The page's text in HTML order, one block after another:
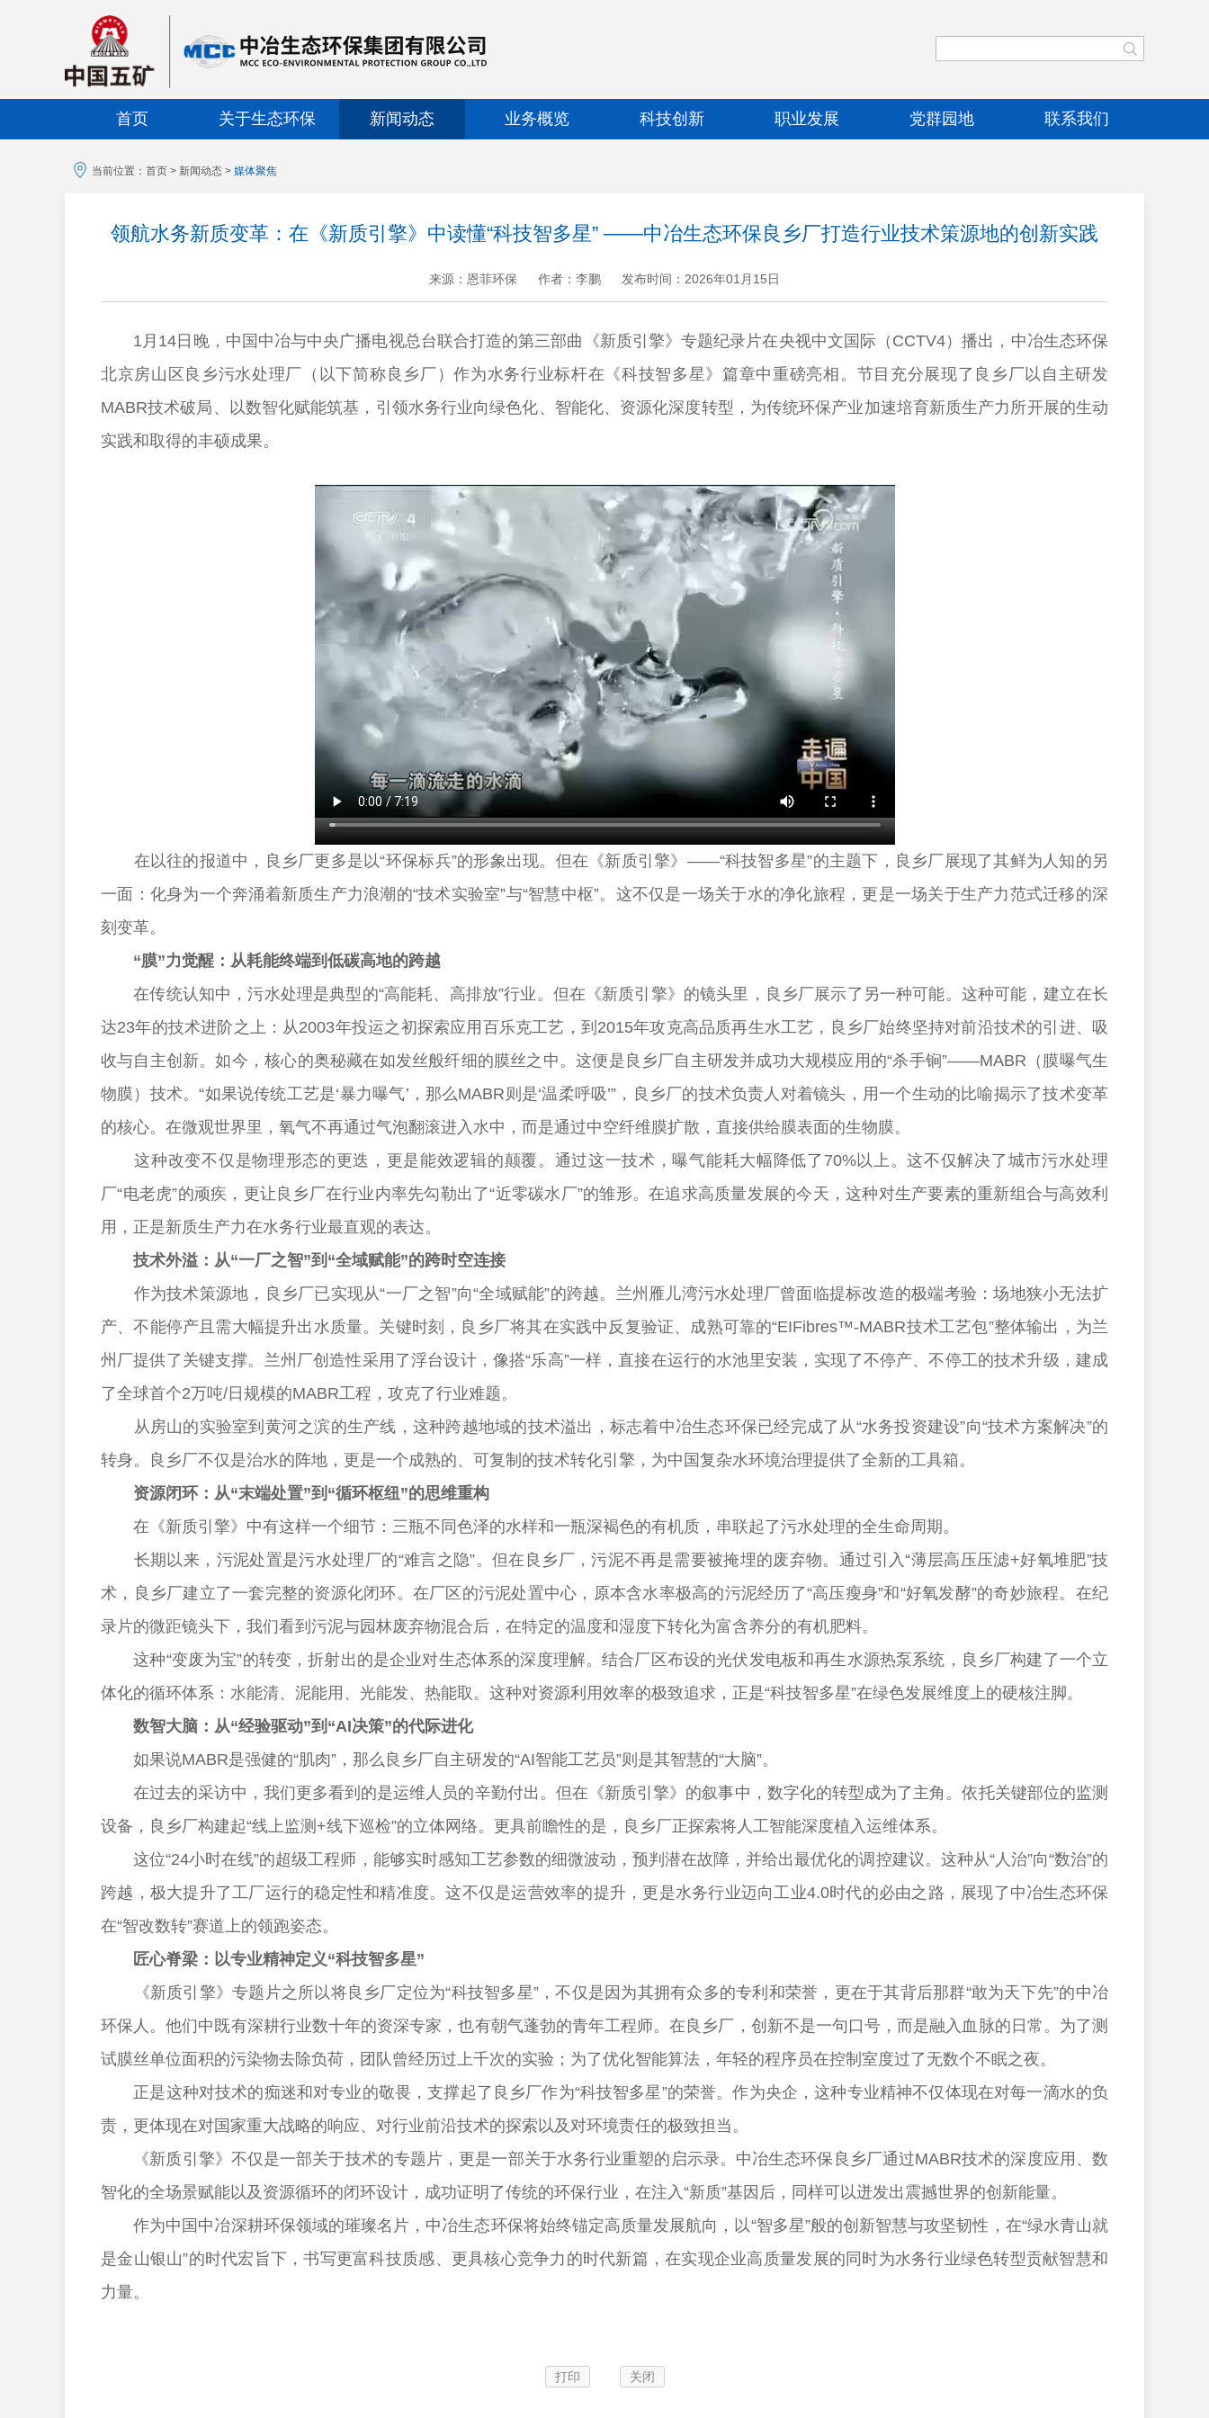
首页 关于生态环保 新闻动态 业务概览 科技创新 职业发展 党群园地 联系我们
当前位置： 首页 > 新闻动态 > 媒体聚焦
领航水务新质变革：在《新质引擎》中读懂“科技智多星” ——中冶生态环保良乡厂打造行业技术策源地的创新实践
来源：恩菲环保 作者：李鹏 发布时间：2026年01月15日
+ -
1月14日晚，中国中冶与中央广播电视总台联合打造的第三部曲《新质引擎》专题纪录片在央视中文国际（CCTV4）播出，中冶生态环保
北京房山区良乡污水处理厂（以下简称良乡厂）作为水务行业标杆在《科技智多星》篇章中重磅亮相。节目充分展现了良乡厂以自主研发
MABR技术破局、以数智化赋能筑基，引领水务行业向绿色化、智能化、资源化深度转型，为传统环保产业加速培育新质生产力所开展的生动
实践和取得的丰硕成果。
在以往的报道中，良乡厂更多是以“环保标兵”的形象出现。但在《新质引擎》——“科技智多星”的主题下，良乡厂展现了其鲜为人知的另
一面：化身为一个奔涌着新质生产力浪潮的“技术实验室”与“智慧中枢”。这不仅是一场关于水的净化旅程，更是一场关于生产力范式迁移的深
刻变革。
“膜”力觉醒：从耗能终端到低碳高地的跨越
在传统认知中，污水处理是典型的“高能耗、高排放”行业。但在《新质引擎》的镜头里，良乡厂展示了另一种可能。这种可能，建立在长
达23年的技术进阶之上：从2003年投运之初探索应用百乐克工艺，到2015年攻克高品质再生水工艺，良乡厂始终坚持对前沿技术的引进、吸
收与自主创新。如今，核心的奥秘藏在如发丝般纤细的膜丝之中。这便是良乡厂自主研发并成功大规模应用的“杀手锏”——MABR（膜曝气生
物膜）技术。“如果说传统工艺是‘暴力曝气’，那么MABR则是‘温柔呼吸’”，良乡厂的技术负责人对着镜头，用一个生动的比喻揭示了技术变革
的核心。在微观世界里，氧气不再通过气泡翻滚进入水中，而是通过中空纤维膜扩散，直接供给膜表面的生物膜。
这种改变不仅是物理形态的更迭，更是能效逻辑的颠覆。通过这一技术，曝气能耗大幅降低了70%以上。这不仅解决了城市污水处理
厂“电老虎”的顽疾，更让良乡厂在行业内率先勾勒出了“近零碳水厂”的雏形。在追求高质量发展的今天，这种对生产要素的重新组合与高效利
用，正是新质生产力在水务行业最直观的表达。
技术外溢：从“一厂之智”到“全域赋能”的跨时空连接
作为技术策源地，良乡厂已实现从“一厂之智”向“全域赋能”的跨越。兰州雁儿湾污水处理厂曾面临提标改造的极端考验：场地狭小无法扩
产、不能停产且需大幅提升出水质量。关键时刻，良乡厂将其在实践中反复验证、成熟可靠的“EIFibres™-MABR技术工艺包”整体输出，为兰
州厂提供了关键支撑。兰州厂创造性采用了浮台设计，像搭“乐高”一样，直接在运行的水池里安装，实现了不停产、不停工的技术升级，建成
了全球首个2万吨/日规模的MABR工程，攻克了行业难题。
从房山的实验室到黄河之滨的生产线，这种跨越地域的技术溢出，标志着中冶生态环保已经完成了从“水务投资建设”向“技术方案解决”的
转身。良乡厂不仅是治水的阵地，更是一个成熟的、可复制的技术转化引擎，为中国复杂水环境治理提供了全新的工具箱。
资源闭环：从“末端处置”到“循环枢纽”的思维重构
在《新质引擎》中有这样一个细节：三瓶不同色泽的水样和一瓶深褐色的有机质，串联起了污水处理的全生命周期。
长期以来，污泥处置是污水处理厂的“难言之隐”。但在良乡厂，污泥不再是需要被掩埋的废弃物。通过引入“薄层高压压滤+好氧堆肥”技
术，良乡厂建立了一套完整的资源化闭环。在厂区的污泥处置中心，原本含水率极高的污泥经历了“高压瘦身”和“好氧发酵”的奇妙旅程。在纪
录片的微距镜头下，我们看到污泥与园林废弃物混合后，在特定的温度和湿度下转化为富含养分的有机肥料。
这种“变废为宝”的转变，折射出的是企业对生态体系的深度理解。结合厂区布设的光伏发电板和再生水源热泵系统，良乡厂构建了一个立
体化的循环体系：水能清、泥能用、光能发、热能取。这种对资源利用效率的极致追求，正是“科技智多星”在绿色发展维度上的硬核注脚。
数智大脑：从“经验驱动”到“AI决策”的代际进化
如果说MABR是强健的“肌肉”，那么良乡厂自主研发的“AI智能工艺员”则是其智慧的“大脑”。
在过去的采访中，我们更多看到的是运维人员的辛勤付出。但在《新质引擎》的叙事中，数字化的转型成为了主角。依托关键部位的监测
设备，良乡厂构建起“线上监测+线下巡检”的立体网络。更具前瞻性的是，良乡厂正探索将人工智能深度植入运维体系。
这位“24小时在线”的超级工程师，能够实时感知工艺参数的细微波动，预判潜在故障，并给出最优化的调控建议。这种从“人治”向“数治”的
跨越，极大提升了工厂运行的稳定性和精准度。这不仅是运营效率的提升，更是水务行业迈向工业4.0时代的必由之路，展现了中冶生态环保
在“智改数转”赛道上的领跑姿态。
匠心脊梁：以专业精神定义“科技智多星”
《新质引擎》专题片之所以将良乡厂定位为“科技智多星”，不仅是因为其拥有众多的专利和荣誉，更在于其背后那群“敢为天下先”的中冶
环保人。他们中既有深耕行业数十年的资深专家，也有朝气蓬勃的青年工程师。在良乡厂，创新不是一句口号，而是融入血脉的日常。为了测
试膜丝单位面积的污染物去除负荷，团队曾经历过上千次的实验；为了优化智能算法，年轻的程序员在控制室度过了无数个不眠之夜。
正是这种对技术的痴迷和对专业的敬畏，支撑起了良乡厂作为“科技智多星”的荣誉。作为央企，这种专业精神不仅体现在对每一滴水的负
责，更体现在对国家重大战略的响应、对行业前沿技术的探索以及对环境责任的极致担当。
《新质引擎》不仅是一部关于技术的专题片，更是一部关于水务行业重塑的启示录。中冶生态环保良乡厂通过MABR技术的深度应用、数
智化的全场景赋能以及资源循环的闭环设计，成功证明了传统的环保行业，在注入“新质”基因后，同样可以迸发出震撼世界的创新能量。
作为中国中冶深耕环保领域的璀璨名片，中冶生态环保将始终锚定高质量发展航向，以“智多星”般的创新智慧与攻坚韧性，在“绿水青山就
是金山银山”的时代宏旨下，书写更富科技质感、更具核心竞争力的时代新篇，在实现企业高质量发展的同时为水务行业绿色转型贡献智慧和
力量。
打印 关闭